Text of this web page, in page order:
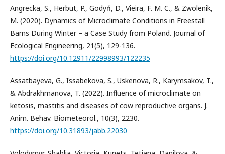
Angrecka, S., Herbut, P., Godyń, D., Vieira, F. M. C., & Zwolenik,
M. (2020). Dynamics of Microclimate Conditions in Freestall
Barns During Winter – a Case Study from Poland. Journal of
Ecological Engineering, 21(5), 129-136.
https://doi.org/10.12911/22998993/122235
Assatbayeva, G., Issabekova, S., Uskenova, R., Karymsakov, T.,
& Abdrakhmanova, T. (2022). Influence of microclimate on
ketosis, mastitis and diseases of cow reproductive organs. J.
Anim. Behav. Biometeorol., 10(3), 2230.
https://doi.org/10.31893/jabb.22030